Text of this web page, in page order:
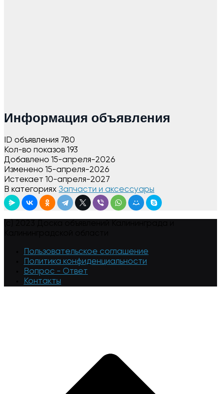
Информация объявления
ID объявления 780
Кол-во показов 193
Добавлено 15-апреля-2026
Изменено 15-апреля-2026
Истекает 10-апреля-2027
В категориях Запчасти и аксессуары
Пользовательское соглашение
Политика конфиденциальности
Вопрос - Ответ
Контакты